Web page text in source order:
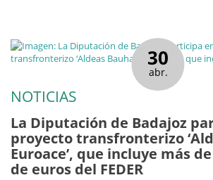
30
abr.
NOTICIAS
La Diputación de Badajoz
proyecto transfronterizo
Euroace’, que incluye más
de euros del FEDER